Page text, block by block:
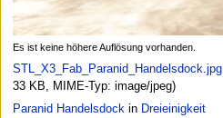
Es ist keine höhere Auflösung vorhanden.
STL_X3_Fab_Paranid_Handelsdock.jpg
33 KB, MIME-Typ: image/jpeg)
Paranid Handelsdockin Dreieinigkeit